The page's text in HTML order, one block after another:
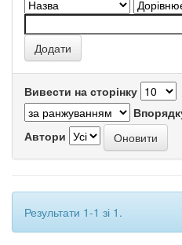
Вивести на сторінку
Автори
Результати 1-1 зі 1.